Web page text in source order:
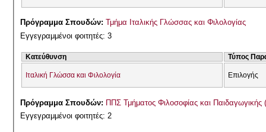
Πρόγραμμα Σπουδών:Τμήμα Ιταλικής Γλώσσας και Φιλολογίας
Εγγεγραμμένοι φοιτητές: 3
Κατεύθυνση Τύπος
Ιταλική Γλώσσα και Φιλολογία Επιλογής
Πρόγραμμα Σπουδών: ΠΠΣ Τμήματος Φιλοσοφίας και Παιδαγωγικής
Εγγεγραμμένοι φοιτητές: 2